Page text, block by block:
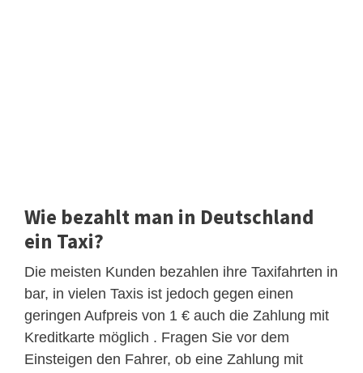
Wie bezahlt man in Deutschland
ein Taxi?
Die meisten Kunden bezahlen ihre Taxifahrten in
bar, in vielen Taxis ist jedoch gegen einen
geringen Aufpreis von 1 € auch die Zahlung mit
Kreditkarte möglich . Fragen Sie vor dem
Einsteigen den Fahrer, ob eine Zahlung mit